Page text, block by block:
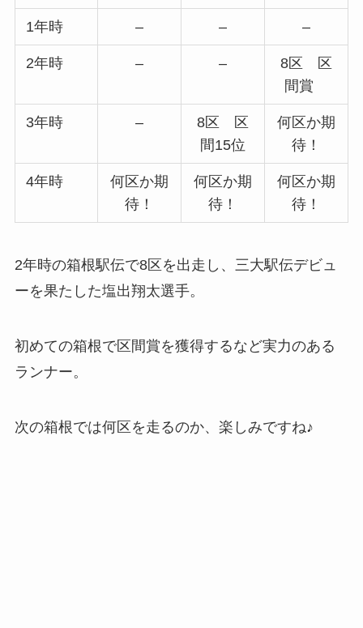
1年時 – – –
2年時 – – 8区
区
間賞
3年時 –
8区 区
間15位
何区か期
待！
4年時
何区か期
待！
何区か期
待！
何区か期
待！
2年時の箱根駅伝で8区を出走し、三大駅伝デビュ
ーを果たした塩出翔太選手。
初めての箱根で区間賞を獲得するなど実力のある
ランナー。
次の箱根では何区を走るのか、楽しみですね♪